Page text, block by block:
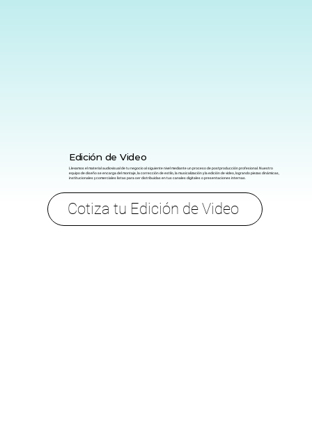
Edición de Video
Llevamos el material audiovisual de tu negocio al siguiente nivel mediante un proceso de postproducción profesional. Nuestro
equipo de diseño se encarga del montaje, la corrección de estilo, la musicalización y la edición de video, logrando piezas dinámicas,
institucionales y comerciales listas para ser distribuidas en tus canales digitales o presentaciones internas.
Cotiza tu Edición de Video